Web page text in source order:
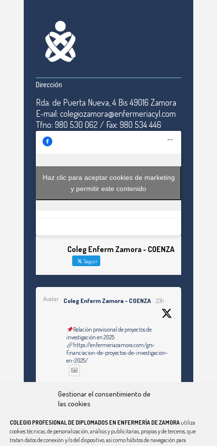
Gestionar el consentimiento de
las cookies
COLEGIO PROFESIONAL DE DIPLOMADOS EN ENFERMERÍA DE ZAMORA utiliza
cookies técnicas, de personalización, análisis y publicitarias, propias y de terceros, que
tratan datos de conexión y/o del dispositivo, así como hábitos de navegación para
Dirección
Rda. de Puerta Nueva, 4 Bis 49016 Zamora
E-mail: colegiozamora@enfermeriacyl.com
Tfno: 980 530 062 / Fax: 980 534 446
Haz clic para aceptar cookies de marketing
y permitir este contenido
Coleg Enferm Zamora - COENZA
Seguir
Avatar Coleg Enferm Zamora - COENZA 23h
Relación provisional de proyectos de
investigación en 2025
https://enfermeriazamora.com/grs-
financiacion-de-proyectos-de-investigacion-
en-2025/
Ver Más